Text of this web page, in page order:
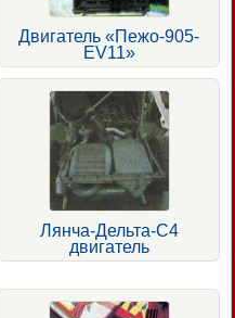
Двигатель «Пежо-905-
EV11»
Лянча-Дельта-С4
двигатель